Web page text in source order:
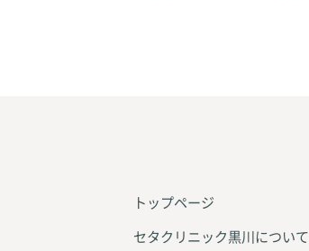
トップページ
セタクリニック黒川について